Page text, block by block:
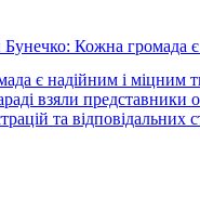
є надійним і міцним
взяли представники
та відповідальних